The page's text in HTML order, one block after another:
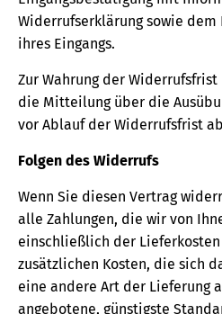
Widerrufserklärung sowie
ihres Eingangs.
Zur Wahrung der Widerrufsfrist
die Mitteilung über die
vor Ablauf der Widerrufsfrist
Folgen des Widerrufs
Wenn Sie diesen Vertrag
alle Zahlungen, die wir von
einschließlich der
zusätzlichen Kosten, die sich
eine andere Art der Lieferung
angebotene, günstigste